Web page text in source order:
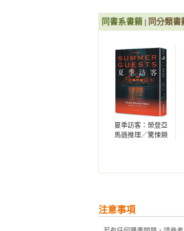
以罪疚與悲傷繪出一
──夏洛特．麥康納吉
一齣史詩劇，也是
──英國《每日鏡報》
令人心碎又涵義深
──英國《鏡報》
同書系書籍 同分類書
夏季訪客：榮登亞
馬遜推理／驚悚類
注意事項